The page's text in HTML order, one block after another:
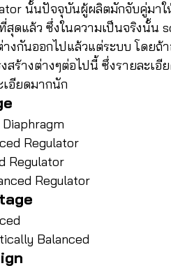
นั้นปัจจุบันผู้ผลิตมักจับคู่มา
สุดแล้ว ซึ่งในความเป็นจริงนั้น
งกันออกไปแล้วแต่ระบบ โดย
งสร้างต่างๆต่อไปนี้ ซึ่งรายละ
เอียดมากนัก
Regulator
Regulator
Regulator
Balanced